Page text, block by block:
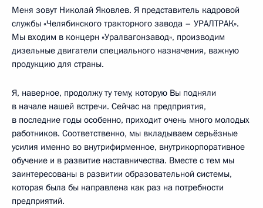
Меня зовут Николай Яковлев. Я представитель кадровой
службы «Челябинского тракторного завода – УРАЛТРАК».
Мы входим в концерн «Уралвагонзавод», производим
дизельные двигатели специального назначения, важную
продукцию для страны.
Я, наверное, продолжу ту тему, которую Вы подняли
в начале нашей встречи. Сейчас на предприятия,
в последние годы особенно, приходит очень много молодых
работников. Соответственно, мы вкладываем серьёзные
усилия именно во внутрифирменное, внутрикорпоративное
обучение и в развитие наставничества. Вместе с тем мы
заинтересованы в развитии образовательной системы,
которая была бы направлена как раз на потребности
предприятий.